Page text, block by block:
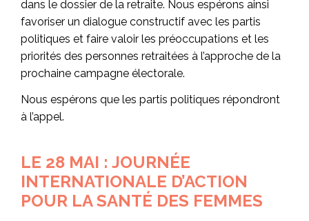
dans le dossier de la retraite. Nous espérons ainsi
favoriser un dialogue constructif avec les partis
politiques et faire valoir les préoccupations et les
priorités des personnes retraitées à l’approche de la
prochaine campagne électorale.
Nous espérons que les partis politiques répondront
à l’appel.
LE 28 MAI : JOURNÉE
INTERNATIONALE D’ACTION
POUR LA SANTÉ DES FEMMES